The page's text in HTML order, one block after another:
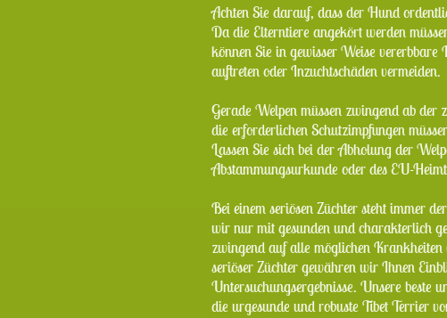
Achten Sie darauf, dass der Hund
Da die Elterntiere angekört werden
können Sie in gewisser Weise
auftreten oder Inzuchtschäden vermeiden.
Gerade Welpen müssen zwingend ab
die erforderlichen Schutzimpfungen
Lassen Sie sich bei der Abholung der
Abstammungsurkunde oder des EU-
Bei einem seriösen Züchter steht immer
wir nur mit gesunden und charakterlich
zwingend auf alle möglichen
seriöser Züchter gewähren wir Ihnen
Untersuchungsergebnisse. Unsere beste
die urgesunde und robuste Tibet Terrier